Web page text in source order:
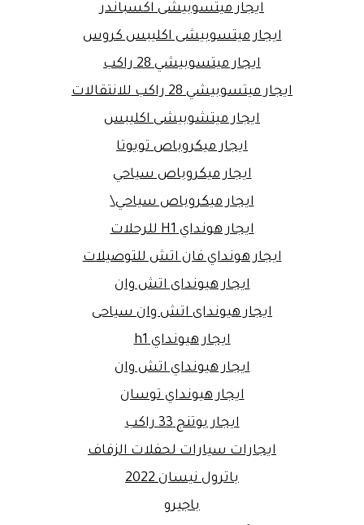
ايجار ميتسوبيشى اكسباندر
ايجار ميتسوبيشى اكليبس كروس
ايجار ميتسوبيشي 28 راكب
ايجار ميتسوبيشي 28 راكب للانتقالات
ايجار ميتشوبيشى اكليبس
ايجار ميكروباص تويوتا
ايجار ميكروباص سياحي
ايجار ميكروباص سياحي\
ايجار هونداي H1 للرحلات
ايجار هونداي فان اتش للتوصيلات
ايجار هيونداى اتش وان
ايجار هيونداى اتش وان سياحى
ايجار هيونداي h1
ايجار هيونداي اتش وان
ايجار هيونداي توسان
ايجار يوتنج 33 راكب
ايجارات سيارات لحفلات الزفاف
باترول نيسان 2022
باجيرو